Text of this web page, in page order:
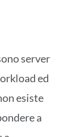
server
ed
esiste
a